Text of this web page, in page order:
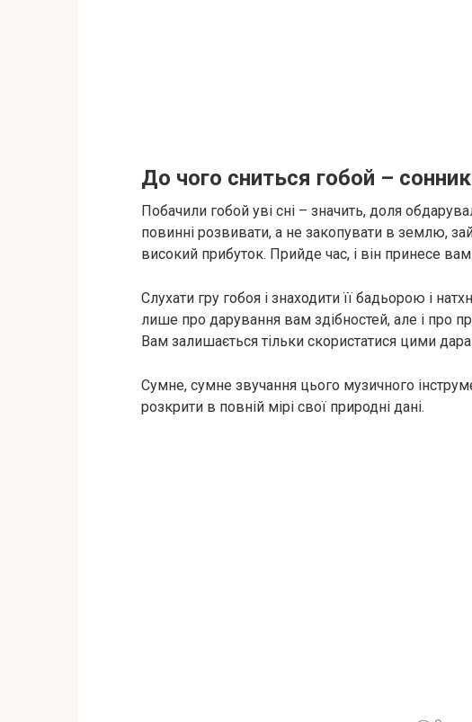
До чого сниться гобой –
Побачили гобой уві сні – значить, доля
повинні розвивати, а не закопувати в землю,
високий прибуток. Прийде час, і він принесе вам
Слухати гру гобоя і знаходити її бадьорою і
лише про дарування вам здібностей, але і про
Вам залишається тільки скористатися цими
Сумне, сумне звучання цього музичного
розкрити в повній мірі свої природні дані.